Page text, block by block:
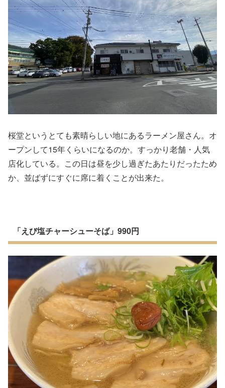
桜堂というとても素晴らしい地にあるラーメン屋さん。オ
ープンして15年くらいになるのか。すっかり老舗・人気
店化している。この日は昼を少し過ぎたあたりだったため
か、並ばずにすぐに席に着くことが出来た。
「えび塩チャーシューそば」990円